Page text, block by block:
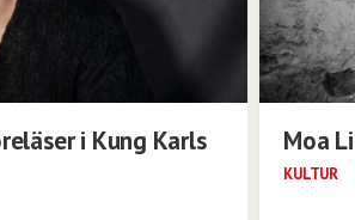
i Kung Karls
Moa
KULTUR